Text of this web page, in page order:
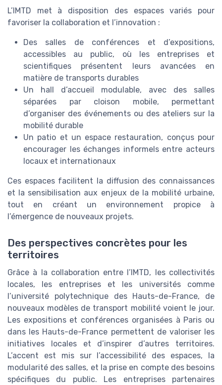
L’IMTD met à disposition des espaces variés pour
favoriser la collaboration et l’innovation :
Des salles de conférences et d’expositions,
accessibles au public, où les entreprises et
scientifiques présentent leurs avancées en
matière de transports durables
Un hall d’accueil modulable, avec des salles
séparées par cloison mobile, permettant
d’organiser des événements ou des ateliers sur la
mobilité durable
Un patio et un espace restauration, conçus pour
encourager les échanges informels entre acteurs
locaux et internationaux
Ces espaces facilitent la diffusion des connaissances
et la sensibilisation aux enjeux de la mobilité urbaine,
tout en créant un environnement propice à
l’émergence de nouveaux projets.
Des perspectives concrètes pour les
territoires
Grâce à la collaboration entre l’IMTD, les collectivités
locales, les entreprises et les universités comme
l’université polytechnique des Hauts-de-France, de
nouveaux modèles de transport mobilité voient le jour.
Les expositions et conférences organisées à Paris ou
dans les Hauts-de-France permettent de valoriser les
initiatives locales et d’inspirer d’autres territoires.
L’accent est mis sur l’accessibilité des espaces, la
modularité des salles, et la prise en compte des besoins
spécifiques du public. Les entreprises partenaires